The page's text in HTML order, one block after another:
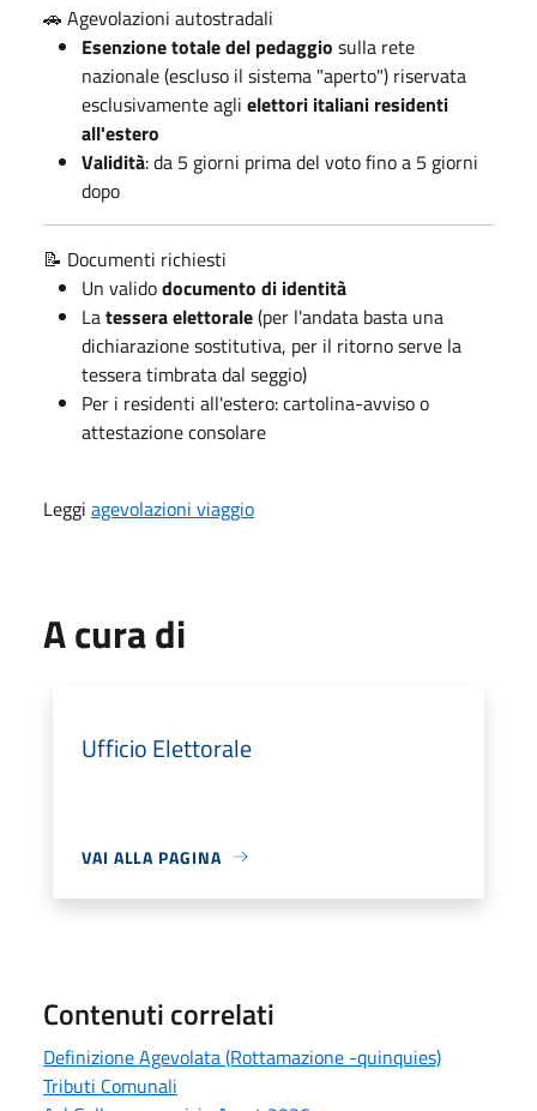
🚗 Agevolazioni autostradali
Esenzione totale del pedaggio sulla rete
nazionale (escluso il sistema "aperto") riservata
esclusivamente agli elettori italiani residenti
all'estero
Validità: da 5 giorni prima del voto fino a 5 giorni
dopo
📝 Documenti richiesti
Un validodocumento di identità
Latessera elettorale(per l'andata basta una
dichiarazione sostitutiva, per il ritorno serve la
tessera timbrata dal seggio)
Per i residenti all'estero: cartolina-avviso o
attestazione consolare
Leggi agevolazioni viaggio
A cura di
Ufficio Elettorale
VAI ALLA PAGINA
Contenuti correlati
Definizione Agevolata (Rottamazione -quinquies)
Tributi Comunali